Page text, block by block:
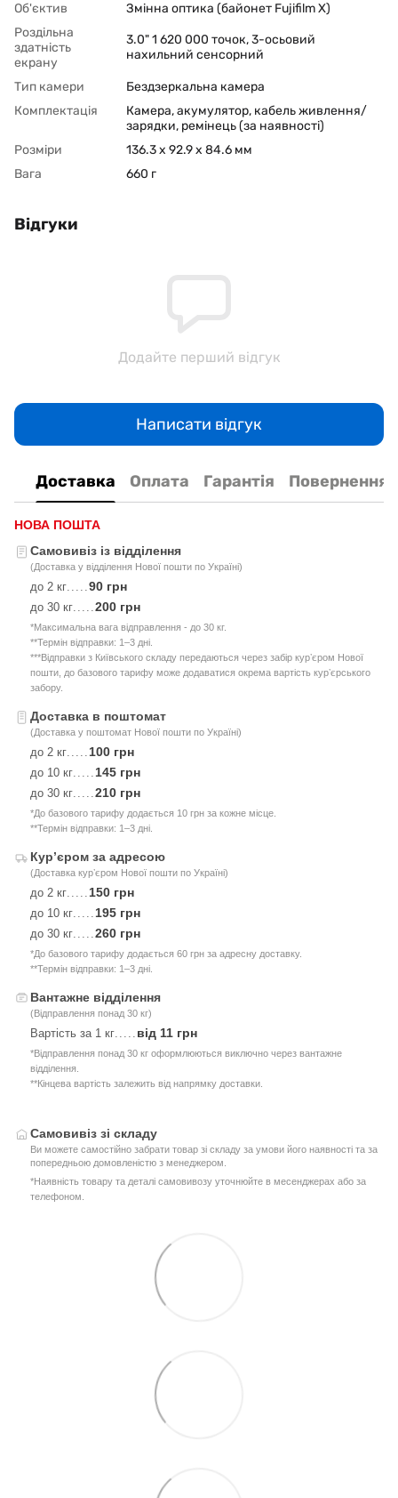
Об'єктив
Змінна оптика (байонет Fujifilm X)
Роздільна
здатність
екрану
3.0" 1 620 000 точок, 3-осьовий
нахильний сенсорний
Тип камери
Бездзеркальна камера
Комплектація
Камера, акумулятор, кабель живлення/
зарядки, ремінець (за наявності)
Розміри
136.3 x 92.9 x 84.6 мм
Вага
660 г
Відгуки
Додайте перший відгук
Написати відгук
Доставка Оплата Гарантія Повернення
НОВА ПОШТА
Самовивіз із відділення
(Доставка у відділення Нової пошти по Україні)
до 2 кг.....90 грн
до 30 кг.....200 грн
*Максимальна вага відправлення - до 30 кг.
**Термін відправки: 1–3 дні.
***Відправки з Київського складу передаються через забір курʼєром Нової
пошти, до базового тарифу може додаватися окрема вартість курʼєрського
забору.
Доставка в поштомат
(Доставка у поштомат Нової пошти по Україні)
до 2 кг..... 100 грн
до 10 кг..... 145 грн
до 30 кг.....210 грн
*До базового тарифу додається 10 грн за кожне місце.
**Термін відправки: 1–3 дні.
Курʼєром за адресою
(Доставка курʼєром Нової пошти по Україні)
до 2 кг..... 150 грн
до 10 кг..... 195 грн
до 30 кг.....260 грн
*До базового тарифу додається 60 грн за адресну доставку.
**Термін відправки: 1–3 дні.
Вантажне відділення
(Відправлення понад 30 кг)
Вартість за 1 кг..... від 11 грн
*Відправлення понад 30 кг оформлюються виключно через вантажне
відділення.
**Кінцева вартість залежить від напрямку доставки.
Самовивіз зі складу
Ви можете самостійно забрати товар зі складу за умови його наявності та за
попередньою домовленістю з менеджером.
*Наявність товару та деталі самовивозу уточнюйте в месенджерах або за
телефоном.